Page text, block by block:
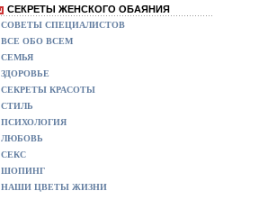
СЕКРЕТЫ ЖЕНСКОГО ОБАЯНИЯ
СОВЕТЫ СПЕЦИАЛИСТОВ
ВСЕ ОБО ВСЕМ
СЕМЬЯ
ЗДОРОВЬЕ
СЕКРЕТЫ КРАСОТЫ
СТИЛЬ
ПСИХОЛОГИЯ
ЛЮБОВЬ
СЕКС
ШОПИНГ
НАШИ ЦВЕТЫ ЖИЗНИ